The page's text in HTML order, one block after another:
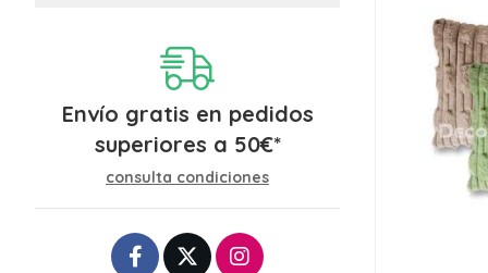
Envío gratis en pedidos
superiores a 50€*
consulta condiciones